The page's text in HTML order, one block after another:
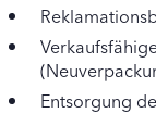
Entsorgung